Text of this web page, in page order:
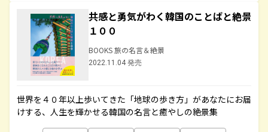
共感と勇気がわく韓国のことばと絶景
１００
BOOKS 旅の名言＆絶景
2022.11.04 発売
世界を４０年以上歩いてきた「地球の歩き方」があなたにお届
けする、人生を輝かせる韓国の名言と癒やしの絶景集